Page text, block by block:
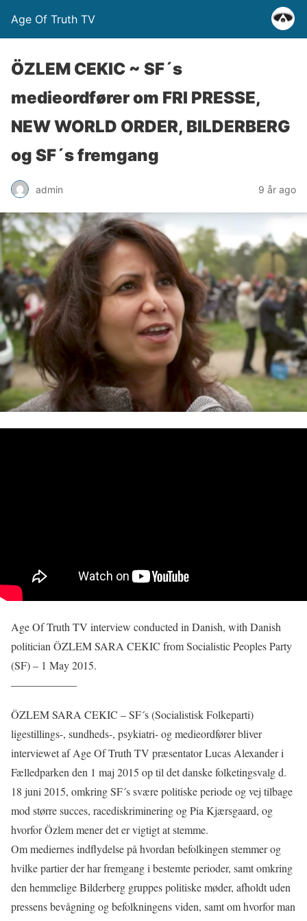
Age Of Truth TV
ÖZLEM CEKIC ~ SF´s
medieordfører om FRI PRESSE,
NEW WORLD ORDER, BILDERBERG
og SF´s fremgang
admin 9 år ago
Age Of Truth TV interview conducted in Danish, with Danish
politician ÖZLEM SARA CEKIC from Socialistic Peoples Party
(SF) – 1 May 2015.
——————
ÖZLEM SARA CEKIC – SF´s (Socialistisk Folkeparti)
ligestillings-, sundheds-, psykiatri- og medieordfører bliver
interviewet af Age Of Truth TV præsentator Lucas Alexander i
Fælledparken den 1 maj 2015 op til det danske folketingsvalg d.
18 juni 2015, omkring SF´s svære politiske periode og vej tilbage
mod større succes, racediskriminering og Pia Kjærsgaard, og
hvorfor Özlem mener det er vigtigt at stemme.
Om mediernes indflydelse på hvordan befolkingen stemmer og
hvilke partier der har fremgang i bestemte perioder, samt omkring
den hemmelige Bilderberg gruppes politiske møder, afholdt uden
pressens bevågning og befolkningens viden, samt om hvorfor man